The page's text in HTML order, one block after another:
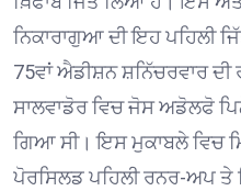
ਨਿਕਾਰਾਗੁਆ ਦੀ ਇਹ ਪਹਿਲੀ
75ਵਾਂ ਐਡੀਸ਼ਨ ਸ਼ਨਿੱਚਰਵਾਰ
ਸਾਲਵਾਡੋਰ ਵਿਚ ਜੋਸ ਅਡੋਲਫੋ
ਗਿਆ ਸੀ। ਇਸ ਮੁਕਾਬਲੇ ਵਿਚ
ਪੋਰਸਿਲਡ ਪਹਿਲੀ ਰਨਰ-ਅਪ